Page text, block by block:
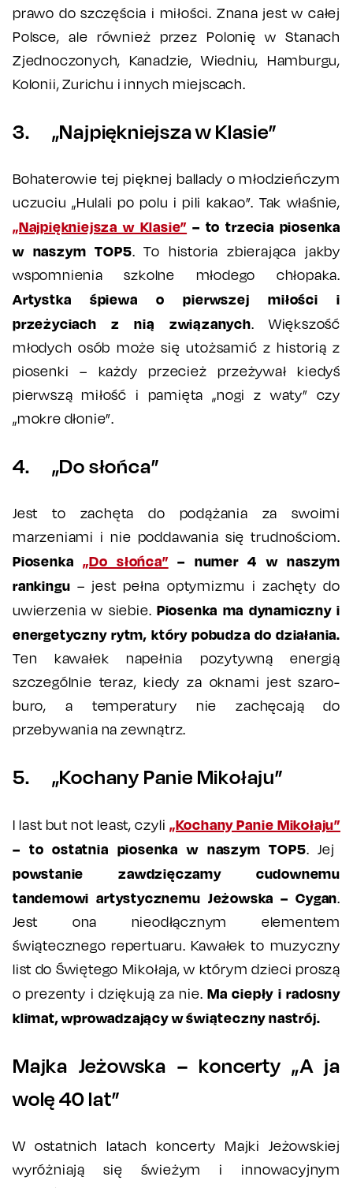
prawo do szczęścia i miłości. Znana jest w całej
Polsce, ale również przez Polonię w Stanach
Zjednoczonych, Kanadzie, Wiedniu, Hamburgu,
Kolonii, Zurichu i innych miejscach.
3. „Najpiękniejsza w Klasie”
Bohaterowie tej pięknej ballady o młodzieńczym
uczuciu „Hulali po polu i pili kakao”. Tak właśnie,
„Najpiękniejsza w Klasie” – to trzecia piosenka
w naszym TOP5. To historia zbierająca jakby
wspomnienia szkolne młodego chłopaka.
Artystka śpiewa o pierwszej miłości i
przeżyciach z nią związanych. Większość
młodych osób może się utożsamić z historią z
piosenki – każdy przecież przeżywał kiedyś
pierwszą miłość i pamięta „nogi z waty” czy
„mokre dłonie”.
4. „Do słońca”
Jest to zachęta do podążania za swoimi
marzeniami i nie poddawania się trudnościom.
Piosenka„Do słońca”– numer 4 w naszym
rankingu – jest pełna optymizmu i zachęty do
uwierzenia w siebie. Piosenka ma dynamiczny i
energetyczny rytm, który pobudza do działania.
Ten kawałek napełnia pozytywną energią
szczególnie teraz, kiedy za oknami jest szaro-
buro, a temperatury nie zachęcają do
przebywania na zewnątrz.
5. „Kochany Panie Mikołaju”
I last but not least, czyli „Kochany Panie Mikołaju”
– to ostatnia piosenka w naszym TOP5. Jej
powstanie zawdzięczamy cudownemu
tandemowi artystycznemu Jeżowska – Cygan.
Jest ona nieodłącznym elementem
świątecznego repertuaru. Kawałek to muzyczny
list do Świętego Mikołaja, w którym dzieci proszą
o prezenty i dziękują za nie.Ma ciepły i radosny
klimat, wprowadzający w świąteczny nastrój.
Majka Jeżowska – koncerty „A ja
wolę 40 lat”
W ostatnich latach koncerty Majki Jeżowskiej
wyróżniają się świeżym i innowacyjnym